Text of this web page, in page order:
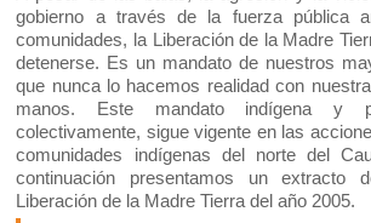
gobierno a través de la fuerza pública
comunidades, la Liberación de la Madre
detenerse. Es un mandato de nuestros
que nunca lo hacemos realidad con
manos. Este mandato indígena y
colectivamente, sigue vigente en las
comunidades indígenas del norte del
continuación presentamos un extracto
Liberación de la Madre Tierra del año 2005.